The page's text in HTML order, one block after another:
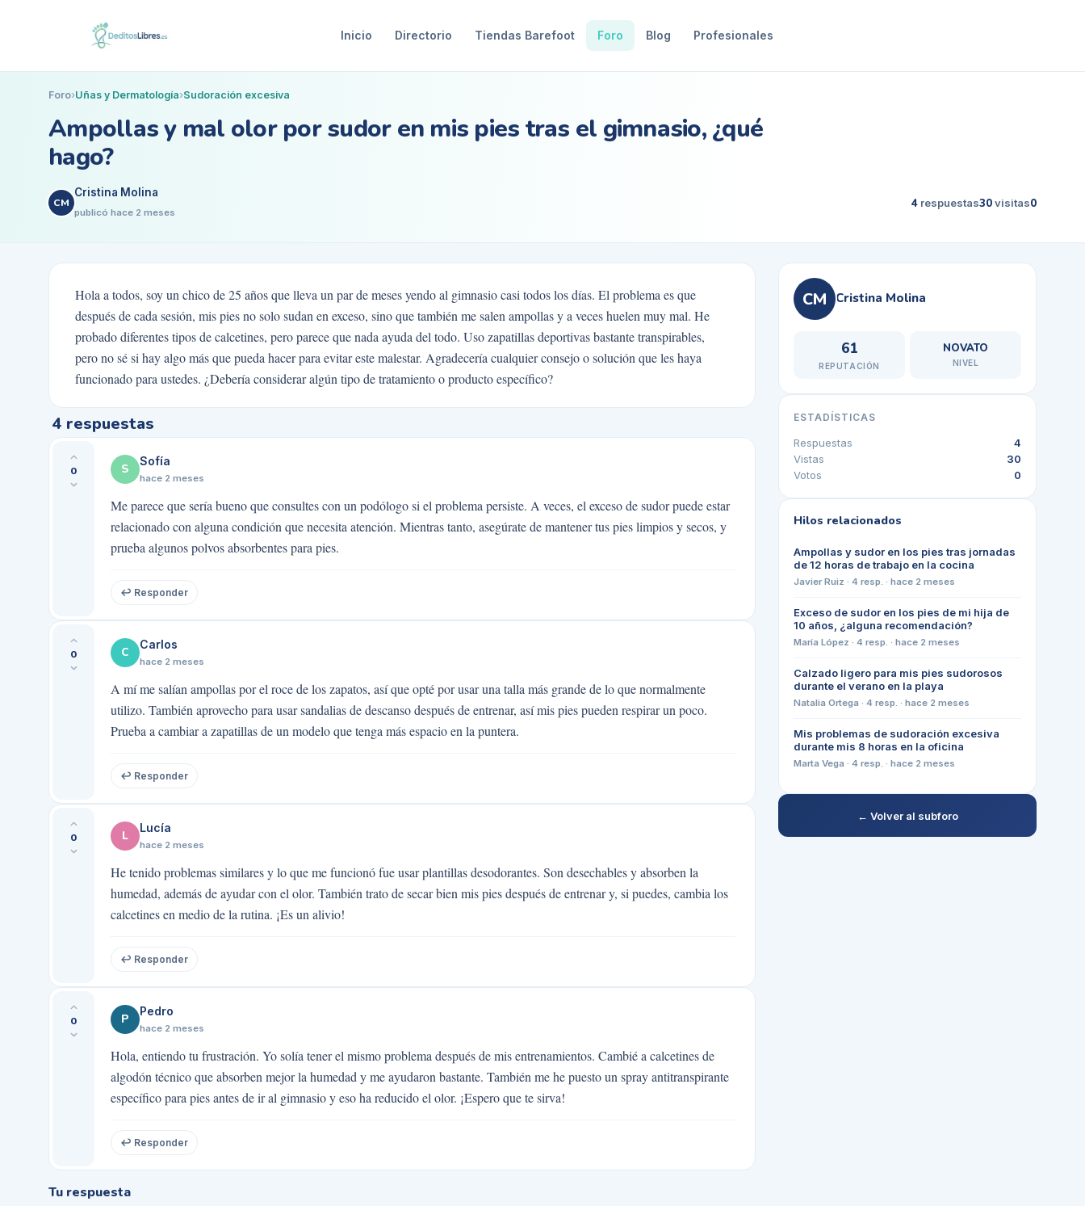
Inicio Directorio Tiendas Barefoot Foro Blog Profesionales
Foro›Uñas y Dermatología›Sudoración excesiva
Ampollas y mal olor por sudor en mis pies tras el gimnasio, ¿qué
hago?
CM
Cristina Molina
publicó hace 2 meses
4 respuestas30visitas0
Hola a todos, soy un chico de 25 años que lleva un par de meses yendo al gimnasio casi todos los días. El problema es que
después de cada sesión, mis pies no solo sudan en exceso, sino que también me salen ampollas y a veces huelen muy mal. He
probado diferentes tipos de calcetines, pero parece que nada ayuda del todo. Uso zapatillas deportivas bastante transpirables,
pero no sé si hay algo más que pueda hacer para evitar este malestar. Agradecería cualquier consejo o solución que les haya
funcionado para ustedes. ¿Debería considerar algún tipo de tratamiento o producto específico?
4 respuestas
0 S
Sofía
hace 2 meses
Me parece que sería bueno que consultes con un podólogo si el problema persiste. A veces, el exceso de sudor puede estar
relacionado con alguna condición que necesita atención. Mientras tanto, asegúrate de mantener tus pies limpios y secos, y
prueba algunos polvos absorbentes para pies.
↩ Responder
0 C
Carlos
hace 2 meses
A mí me salían ampollas por el roce de los zapatos, así que opté por usar una talla más grande de lo que normalmente
utilizo. También aprovecho para usar sandalias de descanso después de entrenar, así mis pies pueden respirar un poco.
Prueba a cambiar a zapatillas de un modelo que tenga más espacio en la puntera.
↩ Responder
0 L
Lucía
hace 2 meses
He tenido problemas similares y lo que me funcionó fue usar plantillas desodorantes. Son desechables y absorben la
humedad, además de ayudar con el olor. También trato de secar bien mis pies después de entrenar y, si puedes, cambia los
calcetines en medio de la rutina. ¡Es un alivio!
↩ Responder
0 P
Pedro
hace 2 meses
Hola, entiendo tu frustración. Yo solía tener el mismo problema después de mis entrenamientos. Cambié a calcetines de
algodón técnico que absorben mejor la humedad y me ayudaron bastante. También me he puesto un spray antitranspirante
específico para pies antes de ir al gimnasio y eso ha reducido el olor. ¡Espero que te sirva!
↩ Responder
Tu respuesta
CM Cristina Molina
61
REPUTACIÓN
NOVATO
NIVEL
ESTADÍSTICAS
Respuestas
4
Vistas
30
Votos
0
Hilos relacionados
Ampollas y sudor en los pies tras jornadas
de 12 horas de trabajo en la cocina
Javier Ruiz · 4 resp. · hace 2 meses
Exceso de sudor en los pies de mi hija de
10 años, ¿alguna recomendación?
María López · 4 resp. · hace 2 meses
Calzado ligero para mis pies sudorosos
durante el verano en la playa
Natalia Ortega · 4 resp. · hace 2 meses
Mis problemas de sudoración excesiva
durante mis 8 horas en la oficina
Marta Vega · 4 resp. · hace 2 meses
← Volver al subforo